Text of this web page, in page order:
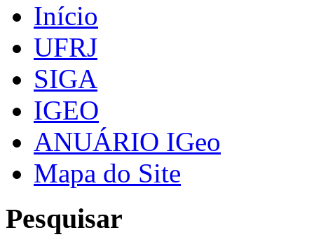
Início
UFRJ
SIGA
IGEO
ANUÁRIO IGeo
Mapa do Site
Pesquisar